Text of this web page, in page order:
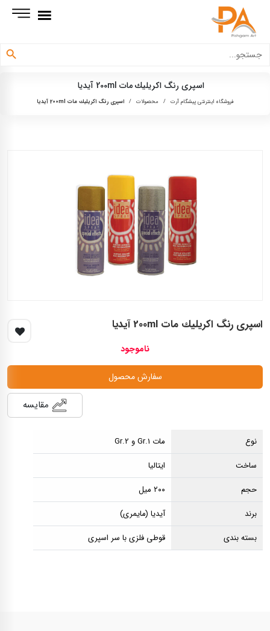
برای:
دکمه جستجو
اسپری رنگ اكريليك مات 200ml آيديا
فروشگاه اینترنتی پیشگام آرت / محصولات / اسپری رنگ اكريليك مات 200ml آيديا
اسپری رنگ اكريليك مات 200ml آيديا
ناموجود
سفارش محصول
مقایسه
نوع
مات Gr.1 و Gr.2
ساخت
ایتالیا
حجم
۲۰۰ میل
برند
آیدیا (مایمری)
بسته بندی
قوطی فلزی با سر اسپری